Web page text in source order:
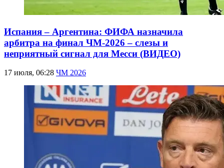
Испания – Аргентина: ФИФА назначила
арбитра на финал ЧМ-2026 – слезы и
неприятный сигнал для Месси (ВИДЕО)
17 июля, 06:28 ЧМ 2026